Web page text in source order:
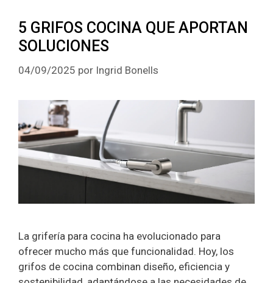
5 GRIFOS COCINA QUE APORTAN
SOLUCIONES
04/09/2025 por Ingrid Bonells
La grifería para cocina ha evolucionado para
ofrecer mucho más que funcionalidad. Hoy, los
grifos de cocina combinan diseño, eficiencia y